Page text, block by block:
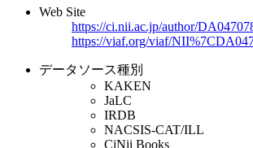
Web Site
https://ci.nii.ac.jp/author/
https://viaf.org/viaf/
データソース種別
KAKEN
JaLC
IRDB
NACSIS-CAT/ILL
CiNii Books